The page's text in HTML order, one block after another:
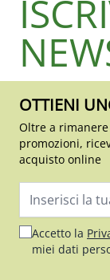
OTTIENI
Oltre a
promozioni,
acquisto online
Accetto la
miei dati